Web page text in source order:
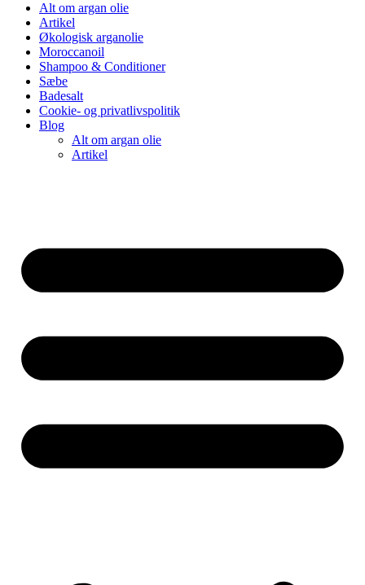
Alt om argan olie
Artikel
Økologisk arganolie
Moroccanoil
Shampoo & Conditioner
Sæbe
Badesalt
Cookie- og privatlivspolitik
Blog
Alt om argan olie
Artikel